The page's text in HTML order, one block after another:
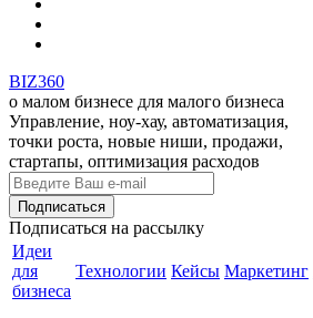
BIZ360
о малом бизнесе для малого бизнеса
Управление, ноу-хау, автоматизация,
точки роста, новые ниши, продажи,
стартапы, оптимизация расходов
Подписаться на рассылку
Идеи
для
бизнеса
Технологии Кейсы Маркетинг